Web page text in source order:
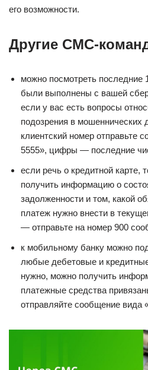
его возможности.
Другие СМС-
можно посмотреть последние
были выполнены с вашей
если у вас есть вопросы
подозрения в мошеннических
клиентский номер отправьте
5555», цифры — последние
если речь о кредитной карте,
получить информацию о
задолженности и том, какой
платеж нужно внести в
— отправьте на номер 900
к мобильному банку можно
любые дебетовые и
нужно, можно получить
платежные средства
отправляйте сообщение вида